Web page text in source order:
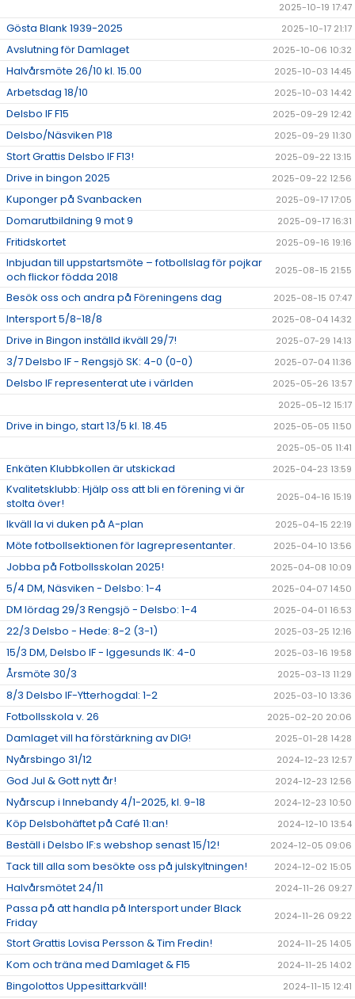
2025-10-19 17:47
Gösta Blank 1939-2025 2025-10-17 21:17
Avslutning för Damlaget 2025-10-06 10:32
Halvårsmöte 26/10 kl. 15.00 2025-10-03 14:45
Arbetsdag 18/10 2025-10-03 14:42
Delsbo IF F15 2025-09-29 12:42
Delsbo/Näsviken P18 2025-09-29 11:30
Stort Grattis Delsbo IF F13! 2025-09-22 13:15
Drive in bingon 2025 2025-09-22 12:56
Kuponger på Svanbacken 2025-09-17 17:05
Domarutbildning 9 mot 9 2025-09-17 16:31
Fritidskortet 2025-09-16 19:16
Inbjudan till uppstartsmöte – fotbollslag för pojkar
och flickor födda 2018
2025-08-15 21:55
Besök oss och andra på Föreningens dag 2025-08-15 07:47
Intersport 5/8-18/8 2025-08-04 14:32
Drive in Bingon inställd ikväll 29/7! 2025-07-29 14:13
3/7 Delsbo IF - Rengsjö SK: 4-0 (0-0) 2025-07-04 11:36
Delsbo IF representerat ute i världen
2025-05-26 13:57
2025-05-12 15:17
Drive in bingo, start 13/5 kl. 18.45
2025-05-05 11:50
2025-05-05 11:41
Enkäten Klubbkollen är utskickad 2025-04-23 13:59
Kvalitetsklubb: Hjälp oss att bli en förening vi är
stolta över!
2025-04-16 15:19
Ikväll la vi duken på A-plan 2025-04-15 22:19
Möte fotbollsektionen för lagrepresentanter. 2025-04-10 13:56
Jobba på Fotbollsskolan 2025! 2025-04-08 10:09
5/4 DM, Näsviken - Delsbo: 1-4 2025-04-07 14:50
DM lördag 29/3 Rengsjö - Delsbo: 1-4 2025-04-01 16:53
22/3 Delsbo - Hede: 8-2 (3-1) 2025-03-25 12:16
15/3 DM, Delsbo IF - Iggesunds IK: 4-0 2025-03-16 19:58
Årsmöte 30/3 2025-03-13 11:29
8/3 Delsbo IF-Ytterhogdal: 1-2 2025-03-10 13:36
Fotbollsskola v. 26 2025-02-20 20:06
Damlaget vill ha förstärkning av DIG! 2025-01-28 14:28
Nyårsbingo 31/12 2024-12-23 12:57
God Jul & Gott nytt år! 2024-12-23 12:56
Nyårscup i Innebandy 4/1-2025, kl. 9-18 2024-12-23 10:50
Köp Delsbohäftet på Café 11:an! 2024-12-10 13:54
Beställ i Delsbo IF:s webshop senast 15/12! 2024-12-05 09:06
Tack till alla som besökte oss på julskyltningen! 2024-12-02 15:05
Halvårsmötet 24/11 2024-11-26 09:27
Passa på att handla på Intersport under Black
Friday
2024-11-26 09:22
Stort Grattis Lovisa Persson & Tim Fredin! 2024-11-25 14:05
Kom och träna med Damlaget & F15 2024-11-25 14:02
Bingolottos Uppesittarkväll! 2024-11-15 12:41